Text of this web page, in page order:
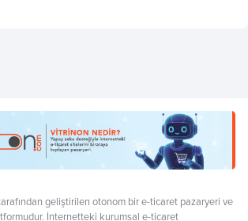
geliştirilen otonom bir e-ticaret pazaryeri ve
İnternetteki kurumsal e-ticaret